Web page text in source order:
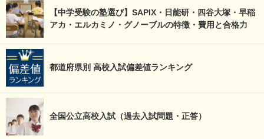
【中学受験の塾選び】SAPIX・日能研・四谷大塚・早稲
アカ・エルカミノ・グノーブルの特徴・費用と合格力
都道府県別 高校入試偏差値ランキング
全国公立高校入試（過去入試問題・正答）